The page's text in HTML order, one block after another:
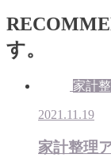
す。
家計
2021.11.19
家計整理